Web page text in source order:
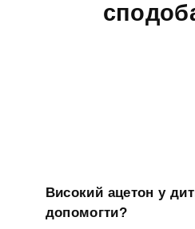
Високий ацетон у
допомогти?